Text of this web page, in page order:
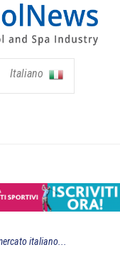
Italiano
italiano...